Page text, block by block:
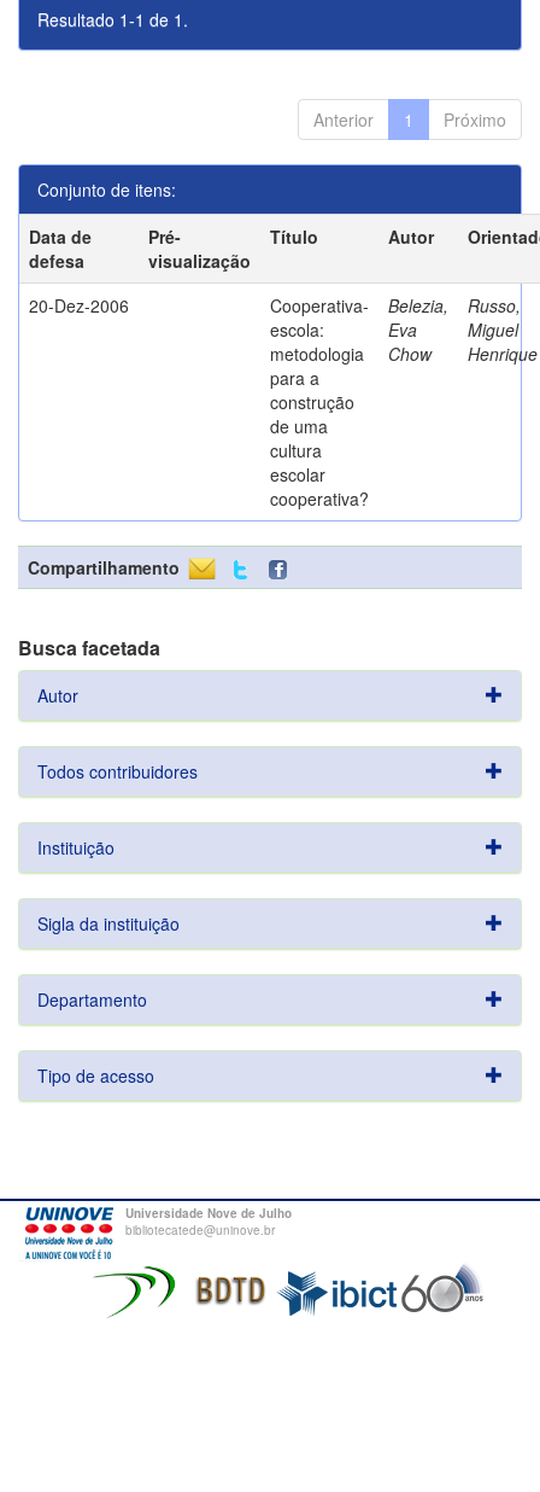
Resultado 1-1 de 1.
Anterior 1 Próximo
Conjunto de itens:
Data de
defesa
Pré-
visualização
Título Autor
20-Dez-2006
Cooperativa-
escola:
metodologia
para a
construção
de uma
cultura
escolar
cooperativa?
Belezia,
Eva
Chow
Russo,
Miguel
Henrique
Compartilhamento
Busca facetada
Autor
Todos contribuidores
Instituição
Sigla da instituição
Departamento
Tipo de acesso
Universidade Nove de Julho
bibliotecatede@uninove.br